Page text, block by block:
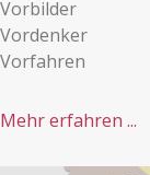
Vorbilder
Vordenker
Vorfahren
Mehr erfahren ...